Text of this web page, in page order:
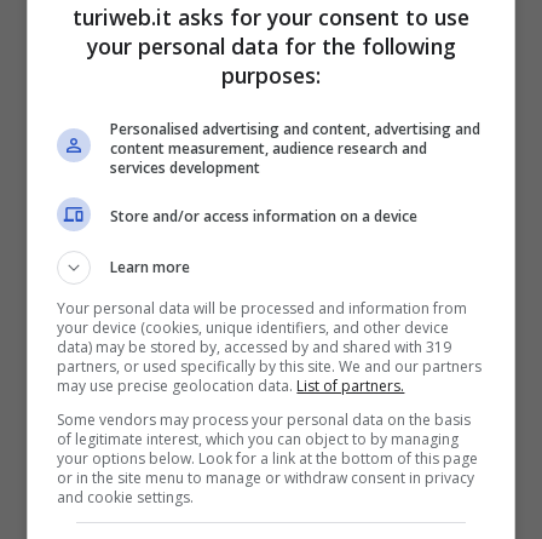
Allarme Salute Occhi: Stai Distruggendo E
Errori Che Commettono Tutti
Ottobre 18, 2023Danila Franzone
Ci sono degli errori banali che commettono
tutti e che possono portare ad un
invecchiamento precoce degli occhi. I nostri
occhi sono ciò ...
ARTICOLI RECENTI
LIFESTYLE
turiweb.it asks for your consent to use
your personal data for the following
purposes:
Personalised advertising and content, advertising and
content measurement, audience research and
services development
Store and/or access information on a device
Learn more
Your personal data will be processed and information from
your device (cookies, unique identifiers, and other device
data) may be stored by, accessed by and shared with 319
partners, or used specifically by this site. We and our partners
may use precise geolocation data. List of partners.
Some vendors may process your personal data on the basis
of legitimate interest, which you can object to by managing
your options below. Look for a link at the bottom of this page
or in the site menu to manage or withdraw consent in privacy
and cookie settings.